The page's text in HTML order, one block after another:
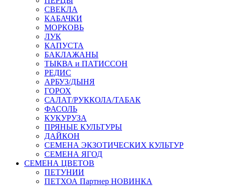
СВЕКЛА
КАБАЧКИ
МОРКОВЬ
ЛУК
КАПУСТА
БАКЛАЖАНЫ
ТЫКВА и ПАТИССОН
РЕДИС
АРБУЗ/ДЫНЯ
ГОРОХ
САЛАТ/РУККОЛА/ТАБАК
ФАСОЛЬ
КУКУРУЗА
ПРЯНЫЕ КУЛЬТУРЫ
ДАЙКОН
СЕМЕНА ЭКЗОТИЧЕСКИХ КУЛЬТУР
СЕМЕНА ЯГОД
СЕМЕНА ЦВЕТОВ
ПЕТУНИИ
ПЕТХОА Партнер НОВИНКА